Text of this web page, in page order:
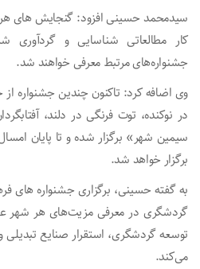
کار مطالعاتی شناسایی و گردآوری
جشنواره‌های مرتبط معرفی خواهند شد.
وی اضافه کرد: تاکنون چندین جشنواره
در نوکنده، توت فرنگی در دلند،
برگزار خواهد شد.
به گفته حسینی، برگزاری جشنواره های
گردشگری در معرفی مزیت‌های هر شهر
توسعه گردشگری، استقرار صنایع
می‌کند.